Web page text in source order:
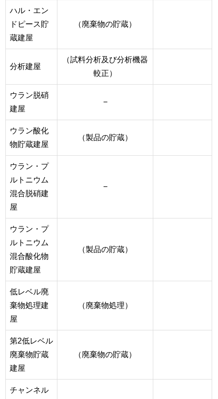
ハル・エン
ドピース貯
蔵建屋
（廃棄物の貯蔵）
分析建屋
（試料分析及び分析機器
較正）
ウラン脱硝
建屋
−
ウラン酸化
物貯蔵建屋
（製品の貯蔵）
ウラン・プ
ルトニウム
混合脱硝建
屋
−
ウラン・プ
ルトニウム
混合酸化物
貯蔵建屋
（製品の貯蔵）
低レベル廃
棄物処理建
屋
（廃棄物処理）
第2低レベル
廃棄物貯蔵
建屋
（廃棄物の貯蔵）
チャンネル